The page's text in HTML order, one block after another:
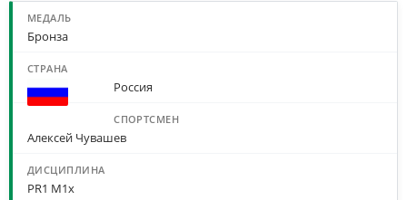
МЕДАЛИ ПО СПОРТСМЕНАМ И ДИСЦИПЛИНАМ
Бронза
Россия
Алексей Чувашев
PR1 M1x